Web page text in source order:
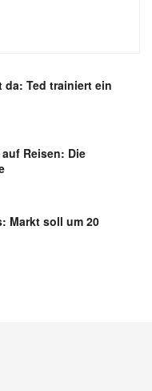
da: Ted trainiert ein
Reisen: Die
Markt soll um 20